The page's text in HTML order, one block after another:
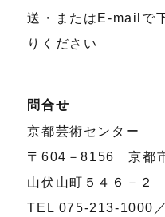
送・またはE-mailで
りください
問合せ
京都芸術センター
〒604－8156 京都
山伏山町５４６－２
TEL 075-213-1000